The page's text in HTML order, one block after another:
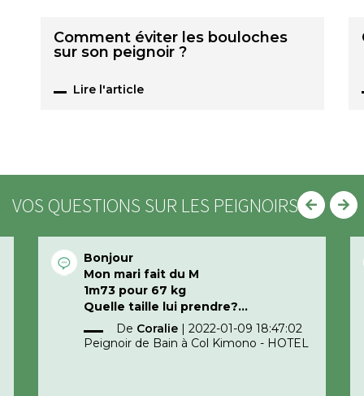
Comment éviter les bouloches
sur son peignoir ?
Lire l'article
VOS QUESTIONS SUR LES PEIGNOIRS
Bonjour
Mon mari fait du M
1m73 pour 67 kg
Quelle taille lui prendre?
Merci d’avance
De Coralie | 2022-01-09 18:47:02
Peignoir de Bain à Col Kimono - HOTEL